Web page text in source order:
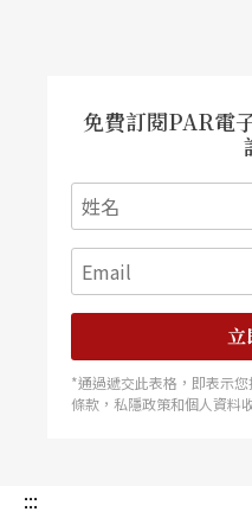
選舉廣告牌，在大會中
盟官員前來參與大會、
真實人物身處虛擬的大
全，現場攝影機操作的
閃爍著參選人在不等價
為勝，一切熟悉到驚悚
合作要繼續 還靠體制撐
（Methodology而非
免費訂閱PAR電
立
*通過遞交此表格，即表示
條款，私隱政策和個人資料
:::